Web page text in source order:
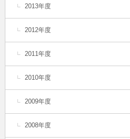
2013年度
2012年度
2011年度
2010年度
2009年度
2008年度